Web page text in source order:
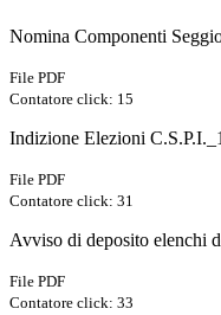
Nomina Componenti
File PDF
Contatore click: 15
Indizione Elezioni
File PDF
Contatore click: 31
Avviso di deposito elenchi
File PDF
Contatore click: 33